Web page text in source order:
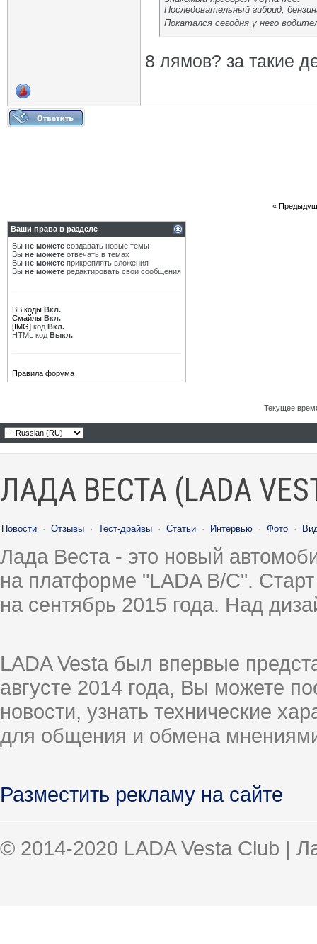
Последовательный гибрид,
Покатался сегодня у него
8 лямов? за такие
«
Ваши права в разделе
Вы не можете создавать новые темы
Вы не можете отвечать в темах
Вы не можете прикреплять вложения
Вы не можете редактировать свои сообщения
BB коды Вкл.
Смайлы Вкл.
[IMG] код Вкл.
HTML код Выкл.
Правила форума
Текущее
ЛАДА ВЕСТА (LADA
Новости · Отзывы · Тест-драйвы · Статьи · Интервью · Фото ·
Лада Веста - это новый
на платформе "LADA B/C".
на сентябрь 2015 года. Над
LADA Vesta был впервые
августе 2014 года, Вы можете
новости, узнать технические
для общения и обмена
Разместить рекламу на сайте
© 2014-2020 LADA Vesta Club |